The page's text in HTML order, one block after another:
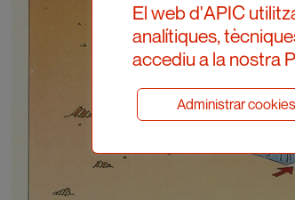
El web d'APIC
analítiques,
accediu a la nostra
Administrar cookies